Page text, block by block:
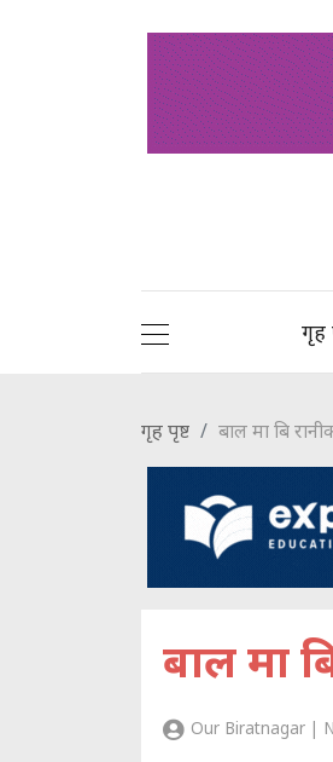
गृह पृष्ट बाल मा बि
बाल मा
Our Biratnagar |